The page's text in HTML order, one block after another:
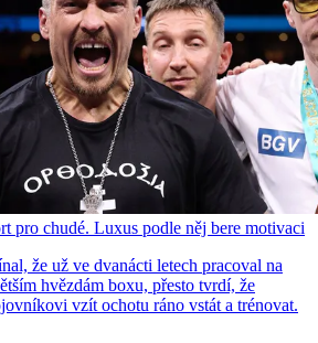
pro chudé. Luxus podle něj bere motivaci
že už ve dvanácti letech pracoval na
hvězdám boxu, přesto tvrdí, že
vzít ochotu ráno vstát a trénovat.